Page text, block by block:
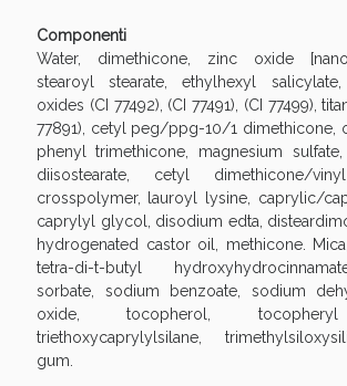
Componenti
Water, dimethicone, zinc oxide
stearoyl stearate, ethylhexyl
oxides (CI 77492), (CI 77491), (CI 77499),
77891), cetyl peg/ppg-10/1 dimethicone,
phenyl trimethicone, magnesium
diisostearate, cetyl dimethicone/
crosspolymer, lauroyl lysine, caprylic/
caprylyl glycol, disodium edta,
hydrogenated castor oil, methicone.
tetra-di-t-butyl
sorbate, sodium benzoate, sodium
oxide, tocopherol,
triethoxycaprylylsilane,
gum.
Vie Urinarie e Prostata: Sconti fino